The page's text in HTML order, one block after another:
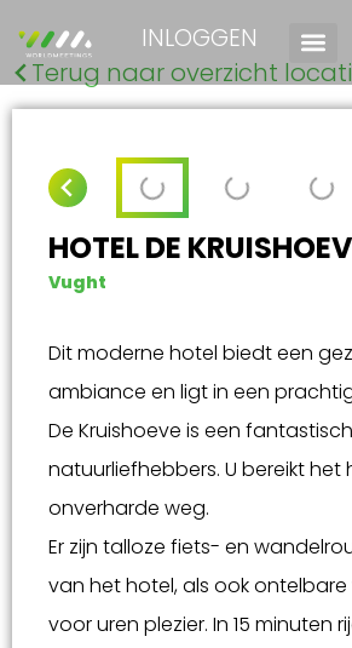
INLOGGEN
Terug naar overzicht
HOTEL DE
Vught
Dit moderne hotel biedt een
ambiance en ligt in een
De Kruishoeve is een
natuurliefhebbers. U bereikt het
onverharde weg.
Er zijn talloze fiets- en
van het hotel, als ook
voor uren plezier. In 15 minuten